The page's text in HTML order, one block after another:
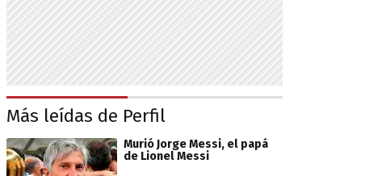
Más leídas de Perfil
Murió Jorge Messi, el papá
de Lionel Messi